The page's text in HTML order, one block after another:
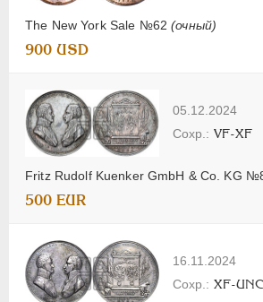
The New York Sale №62(очный)
900 USD
05.12.2024
Fritz Rudolf Kuenker GmbH & Co. KG
VF-XF
500 EUR
16.11.2024
XF-UNC